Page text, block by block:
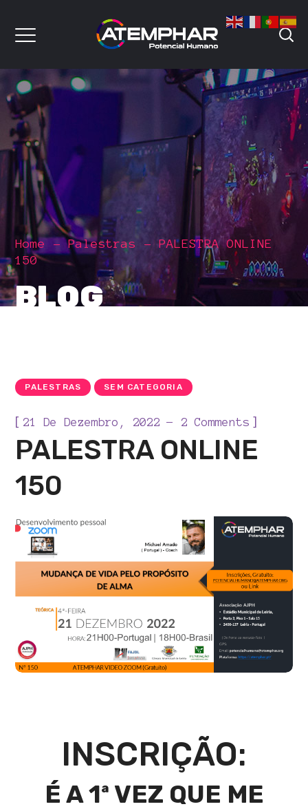
Home Palestras
PALESTRA ONLINE
150
BLOG
PALESTRAS SEM CATEGORIA
[ 21 De Dezembro, 2022 2 Comments ]
PALESTRA ONLINE
150
INSCRIÇÃO:
É A 1ª VEZ QUE ME